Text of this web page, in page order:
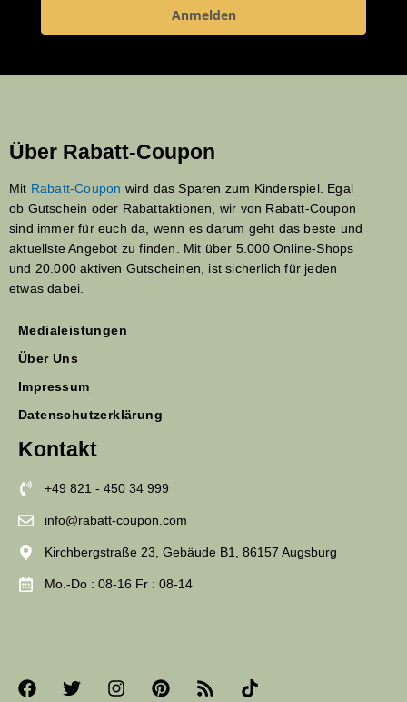
Anmelden
Über Rabatt-Coupon
Mit Rabatt-Coupon wird das Sparen zum Kinderspiel. Egal
ob Gutschein oder Rabattaktionen, wir von Rabatt-Coupon
sind immer für euch da, wenn es darum geht das beste und
aktuellste Angebot zu finden. Mit über 5.000 Online-Shops
und 20.000 aktiven Gutscheinen, ist sicherlich für jeden
etwas dabei.
Medialeistungen
Über Uns
Impressum
Datenschutzerklärung
Kontakt
+49 821 - 450 34 999
info@rabatt-coupon.com
Kirchbergstraße 23, Gebäude B1, 86157 Augsburg
Mo.-Do : 08-16 Fr : 08-14